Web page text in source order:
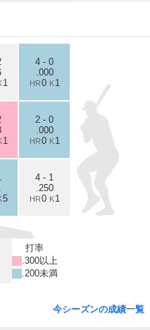
1
4 - 0
.000
HR0 K 1
1
2 - 0
.000
HR0 K 1
5
4 - 1
.250
HR0 K 1
打率
.300以上
.200未満
今シーズンの成績一覧